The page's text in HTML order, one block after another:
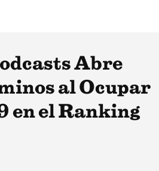
Abre
al Ocupar
en el Ranking